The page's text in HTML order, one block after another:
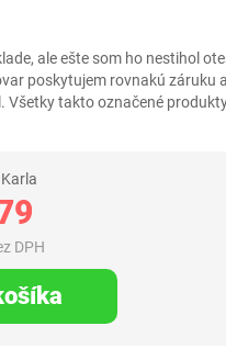
ale ešte som ho nestihol
poskytujem rovnakú záruku
Všetky takto označené
DPH